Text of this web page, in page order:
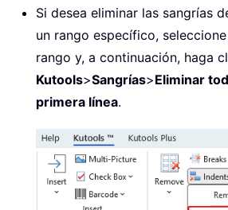
Si desea eliminar las sangrías
un rango específico,
rango y, a continuación, haga
Kutools>Sangrías>Eliminar
primera línea.